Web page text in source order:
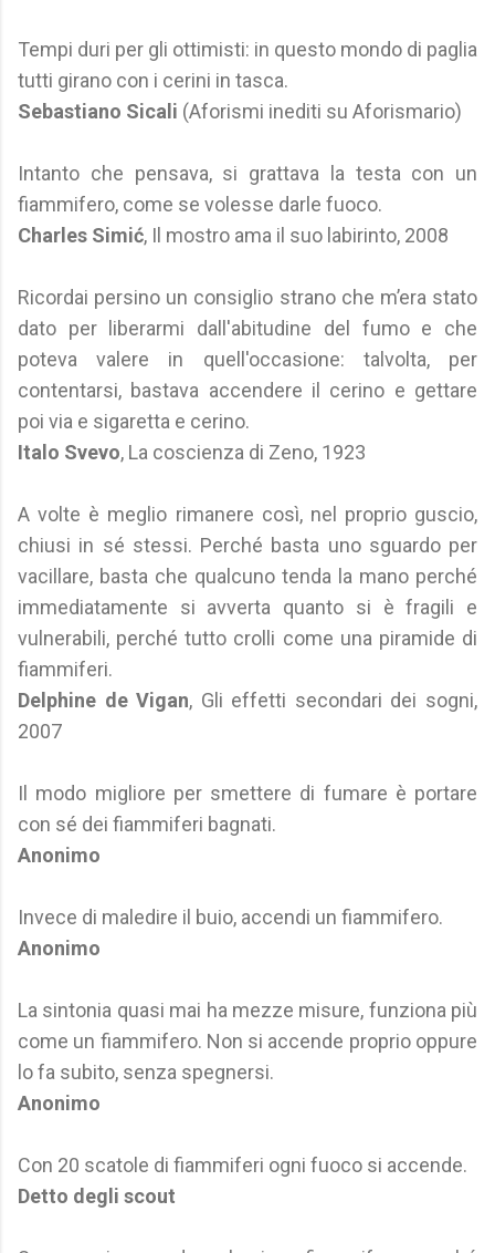
Tempi duri per gli ottimisti: in questo mondo di paglia
tutti girano con i cerini in tasca.
Sebastiano Sicali (Aforismi inediti su Aforismario)
Intanto che pensava, si grattava la testa con un
fiammifero, come se volesse darle fuoco.
Charles Simić, Il mostro ama il suo labirinto, 2008
Ricordai persino un consiglio strano che m’era stato
dato per liberarmi dall'abitudine del fumo e che
poteva valere in quell'occasione: talvolta, per
contentarsi, bastava accendere il cerino e gettare
poi via e sigaretta e cerino.
Italo Svevo, La coscienza di Zeno, 1923
A volte è meglio rimanere così, nel proprio guscio,
chiusi in sé stessi. Perché basta uno sguardo per
vacillare, basta che qualcuno tenda la mano perché
immediatamente si avverta quanto si è fragili e
vulnerabili, perché tutto crolli come una piramide di
fiammiferi.
Delphine de Vigan, Gli effetti secondari dei sogni,
2007
Il modo migliore per smettere di fumare è portare
con sé dei fiammiferi bagnati.
Anonimo
Invece di maledire il buio, accendi un fiammifero.
Anonimo
La sintonia quasi mai ha mezze misure, funziona più
come un fiammifero. Non si accende proprio oppure
lo fa subito, senza spegnersi.
Anonimo
Con 20 scatole di fiammiferi ogni fuoco si accende.
Detto degli scout